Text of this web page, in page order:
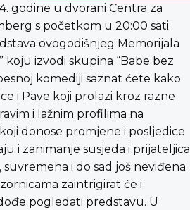
godine u dvorani Centra za
s početkom u 20:00 sati
ovogodišnjeg Memorijala
koju izvodi skupina “Babe bez
komediji saznat ćete kako
i Pave koji prolazi kroz razne
i lažnim profilima na
donose promjene i posljedice
i zanimanje susjeda i prijateljica
i do sad još neviđena
zaintrigirat će i
pogledati predstavu. U